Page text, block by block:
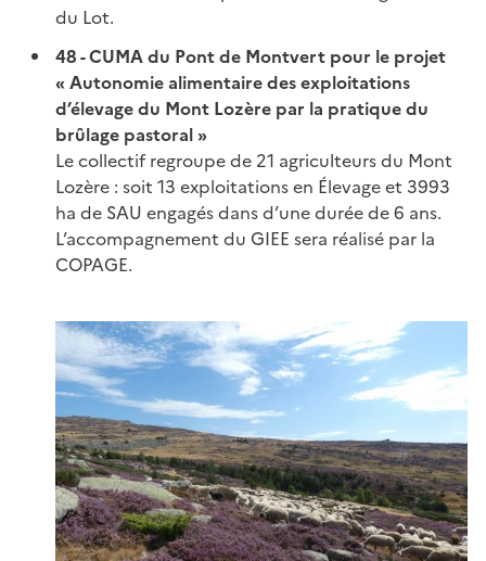
du Lot.
48 - CUMA du Pont de Montvert pour le projet
« Autonomie alimentaire des exploitations
d’élevage du Mont Lozère par la pratique du
brûlage pastoral »
Le collectif regroupe de 21 agriculteurs du Mont
Lozère : soit 13 exploitations en Élevage et 3993
ha de SAU engagés dans d’une durée de 6 ans.
L’accompagnement du GIEE sera réalisé par la
COPAGE.